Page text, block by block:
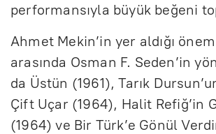
performansıyla büyük beğeni
Ahmet Mekin’in yer aldığı
arasında Osman F. Seden’in
da Üstün (1961), Tarık
Çift Uçar (1964), Halit Refiğ’in
(1964) ve Bir Türk’e Gönül